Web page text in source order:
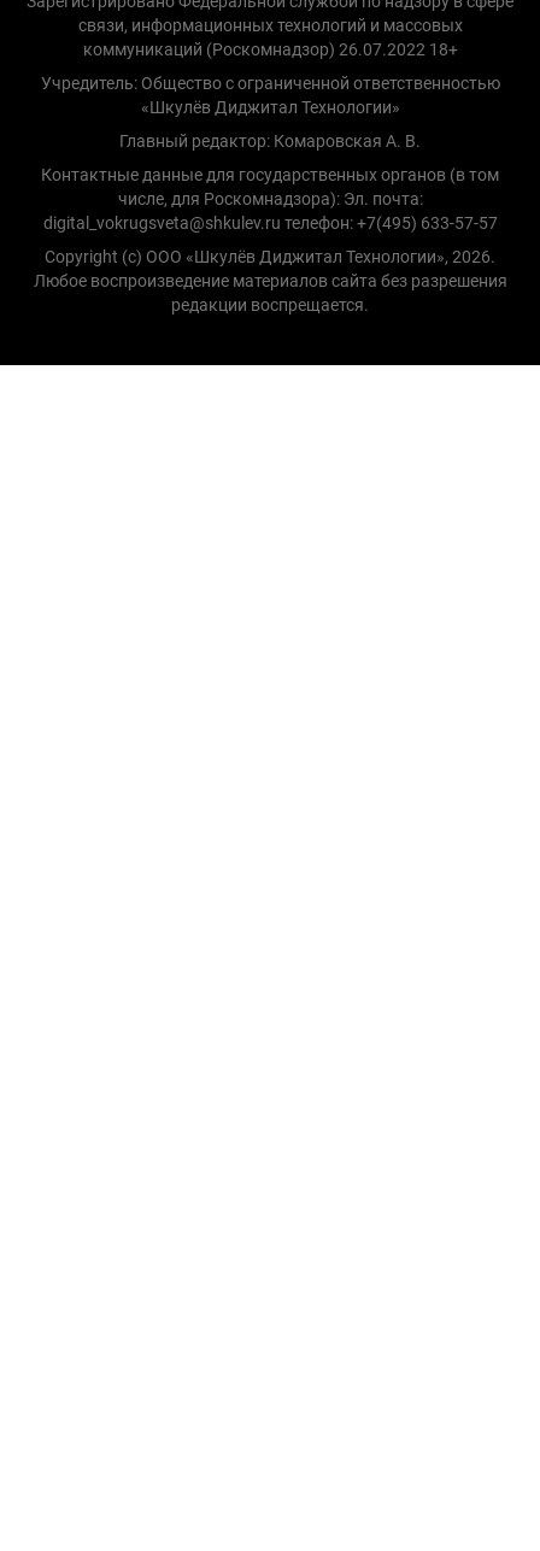
связи, информационных технологий и массовых
коммуникаций (Роскомнадзор) 26.07.2022 18+
Учредитель: Общество с ограниченной ответственностью
«Шкулёв Диджитал Технологии»
Главный редактор: Комаровская А. В.
Контактные данные для государственных органов (в том
числе, для Роскомнадзора): Эл. почта:
digital_vokrugsveta@shkulev.ru телефон: +7(495) 633-57-57
Copyright (с) ООО «Шкулёв Диджитал Технологии», 2026.
Любое воспроизведение материалов сайта без разрешения
редакции воспрещается.